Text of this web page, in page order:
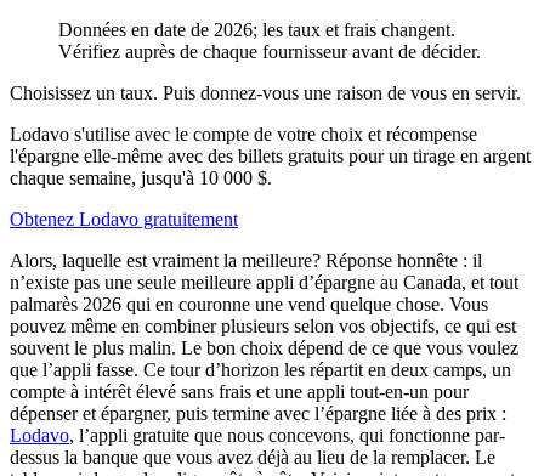
Données en date de 2026; les taux et frais changent.
Vérifiez auprès de chaque fournisseur avant de décider.
Choisissez un taux. Puis donnez-vous une raison de vous en servir.
Lodavo s'utilise avec le compte de votre choix et récompense
l'épargne elle-même avec des billets gratuits pour un tirage en argent
chaque semaine, jusqu'à 10 000 $.
Obtenez Lodavo gratuitement
Alors, laquelle est vraiment la meilleure? Réponse honnête : il
n’existe pas une seule meilleure appli d’épargne au Canada, et tout
palmarès 2026 qui en couronne une vend quelque chose. Vous
pouvez même en combiner plusieurs selon vos objectifs, ce qui est
souvent le plus malin. Le bon choix dépend de ce que vous voulez
que l’appli fasse. Ce tour d’horizon les répartit en deux camps, un
compte à intérêt élevé sans frais et une appli tout-en-un pour
dépenser et épargner, puis termine avec l’épargne liée à des prix :
Lodavo, l’appli gratuite que nous concevons, qui fonctionne par-
dessus la banque que vous avez déjà au lieu de la remplacer. Le